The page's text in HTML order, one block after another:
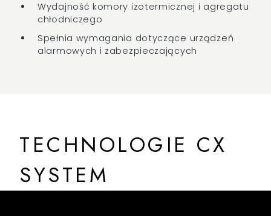
Wydajność komory izotermicznej i agregatu
chłodniczego
Spełnia wymagania dotyczące urządzeń
alarmowych i zabezpieczających
TECHNOLOGIE CX
SYSTEM